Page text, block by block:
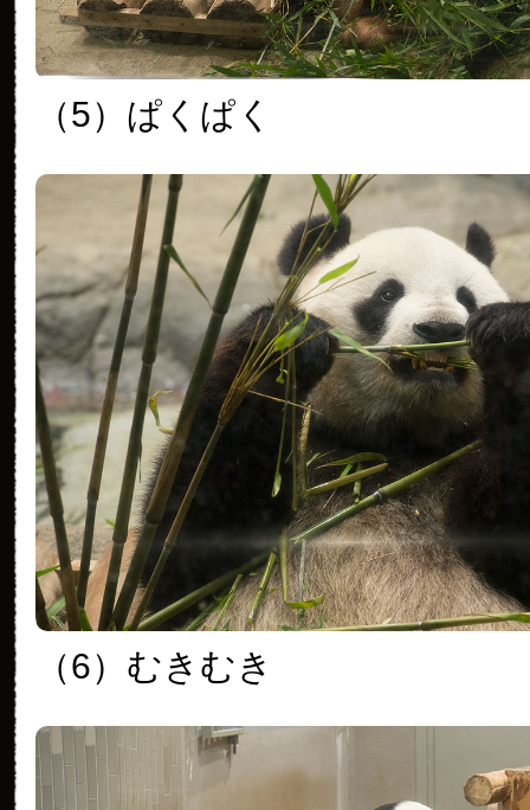
（5）ぱくぱく
（6）むきむき